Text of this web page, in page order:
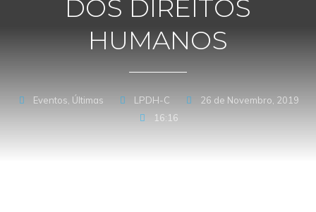
DOS DIREITOS
HUMANOS
Eventos Últimas LPDH-C
26 de Novembro, 2019
16:16